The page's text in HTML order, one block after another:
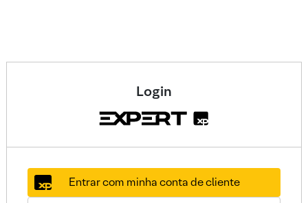
Login
Entrar com minha conta de cliente